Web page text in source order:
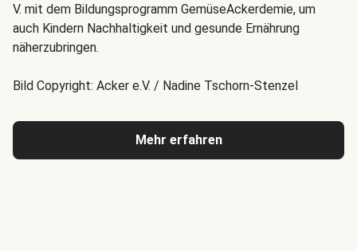
V. mit dem Bildungsprogramm GemüseAckerdemie, um
auch Kindern Nachhaltigkeit und gesunde Ernährung
näherzubringen.
Bild Copyright: Acker e.V. / Nadine Tschorn-Stenzel
Mehr erfahren